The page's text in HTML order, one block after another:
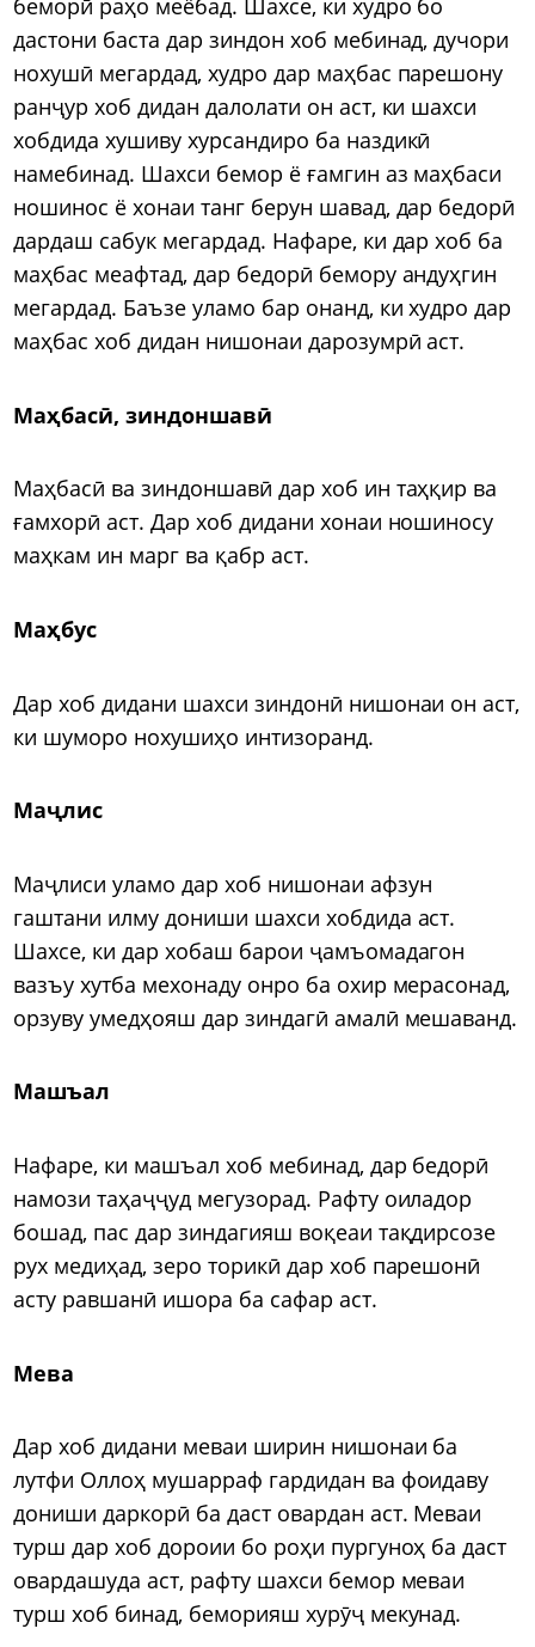
беморӣ раҳо меёбад. Шахсе, ки худро бо
дастони баста дар зиндон хоб мебинад, дучори
нохушӣ мегардад, худро дар маҳбас парешону
ранҷур хоб дидан далолати он аст, ки шахси
хобдида хушиву хурсандиро ба наздикӣ
намебинад. Шахси бемор ё ғамгин аз маҳбаси
ношинос ё хонаи танг берун шавад, дар бедорӣ
дардаш сабук мегардад. Нафаре, ки дар хоб ба
маҳбас меафтад, дар бедорӣ бемору андуҳгин
мегардад. Баъзе уламо бар онанд, ки худро дар
маҳбас хоб дидан нишонаи дарозумрӣ аст.
Маҳбасӣ, зиндоншавӣ
Маҳбасӣ ва зиндоншавӣ дар хоб ин таҳқир ва
ғамхорӣ аст. Дар хоб дидани хонаи ношиносу
маҳкам ин марг ва қабр аст.
Маҳбус
Дар хоб дидани шахси зиндонӣ нишонаи он аст,
ки шуморо нохушиҳо интизоранд.
Маҷлис
Маҷлиси уламо дар хоб нишонаи афзун
гаштани илму дониши шахси хобдида аст.
Шахсе, ки дар хобаш барои ҷамъомадагон
вазъу хутба мехонаду онро ба охир мерасонад,
орзуву умедҳояш дар зиндагӣ амалӣ мешаванд.
Машъал
Нафаре, ки машъал хоб мебинад, дар бедорӣ
намози таҳаҷҷуд мегузорад. Рафту оиладор
бошад, пас дар зиндагияш воқеаи тақдирсозе
рух медиҳад, зеро торикӣ дар хоб парешонӣ
асту равшанӣ ишора ба сафар аст.
Мева
Дар хоб дидани меваи ширин нишонаи ба
лутфи Оллоҳ мушарраф гардидан ва фоидаву
дониши даркорӣ ба даст овардан аст. Меваи
турш дар хоб дороии бо роҳи пургуноҳ ба даст
овардашуда аст, рафту шахси бемор меваи
турш хоб бинад, беморияш хурӯҷ мекунад.